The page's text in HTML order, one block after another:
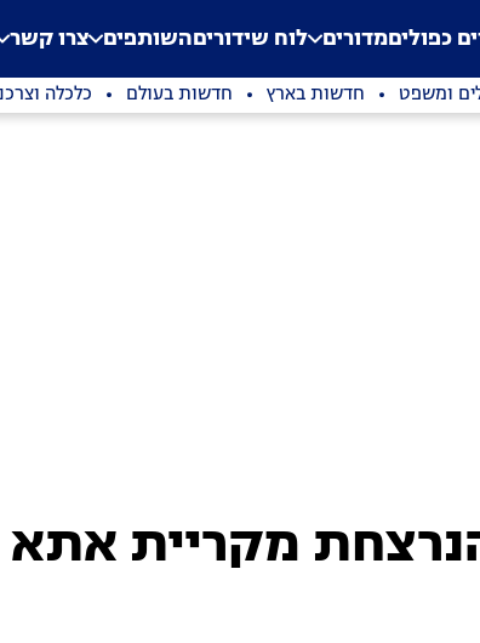
Application error: a
. כפוליםמדורים לוח שידוריםהשותפים צרו קשר
ומשפט חדשות בארץ חדשות בעולם כלכלה
מקריית אתא